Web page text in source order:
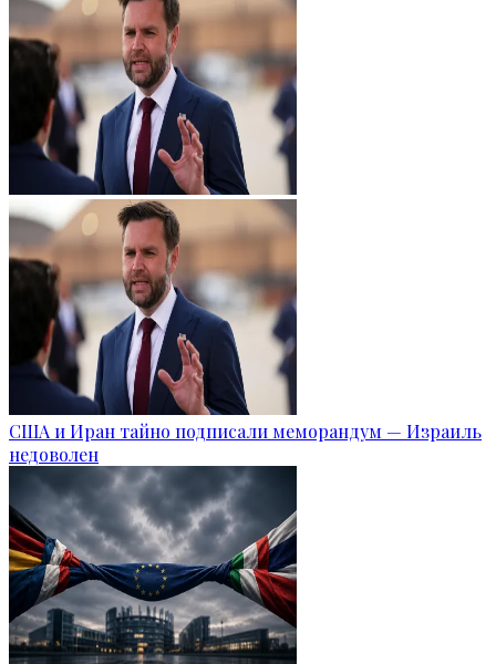
США и Иран тайно подписали меморандум — Израиль
недоволен